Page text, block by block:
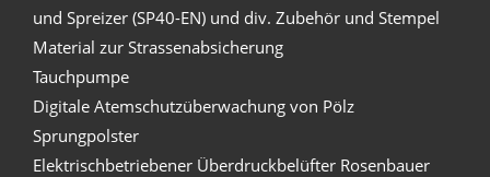
und Spreizer (SP40-EN) und div. Zubehör und Stempel
Material zur Strassenabsicherung
Tauchpumpe
Digitale Atemschutzüberwachung von Pölz
Sprungpolster
Elektrischbetriebener Überdruckbelüfter Rosenbauer